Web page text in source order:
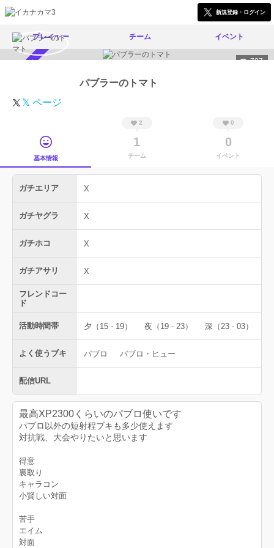
新規登録・ログイン
プレイヤー チーム イベント
707
パブラーのトマト
𝕏 ページ
基本情報
2
1
チーム
0
0
イベント
ガチエリア X
ガチヤグラ X
ガチホコ X
ガチアサリ X
フレンドコー
ド
活動時間帯 夕（15 - 19） 夜（19 - 23） 深（23 - 03）
よく使うブキ パブロ パブロ・ヒュー
配信URL
最高XP2300くらいのパブロ使いです
パブロ以外の短射程ブキも多少使えます
対抗戦、大会やりたいと思います
得意
裏取り
キャラコン
小賢しい対面
苦手
エイム
対面